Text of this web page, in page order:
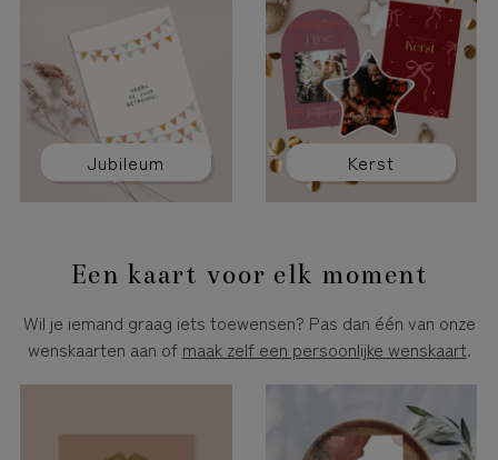
Jubileum Kerst
Een kaart voor elk moment
Wil je iemand graag iets toewensen? Pas dan één van onze
wenskaarten aan of maak zelf een persoonlijke wenskaart.